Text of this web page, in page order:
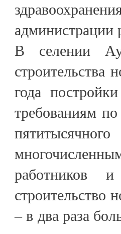
администрации
В селении
строительства
года
требованиям
работников
строительство
– в два раза